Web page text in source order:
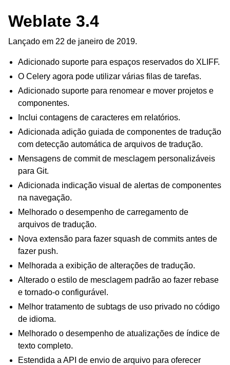
Weblate 3.4
Lançado em 22 de janeiro de 2019.
Adicionado suporte para espaços reservados do XLIFF.
O Celery agora pode utilizar várias filas de tarefas.
Adicionado suporte para renomear e mover projetos e
componentes.
Inclui contagens de caracteres em relatórios.
Adicionada adição guiada de componentes de tradução
com detecção automática de arquivos de tradução.
Mensagens de commit de mesclagem personalizáveis
para Git.
Adicionada indicação visual de alertas de componentes
na navegação.
Melhorado o desempenho de carregamento de
arquivos de tradução.
Nova extensão para fazer squash de commits antes de
fazer push.
Melhorada a exibição de alterações de tradução.
Alterado o estilo de mesclagem padrão ao fazer rebase
e tornado-o configurável.
Melhor tratamento de subtags de uso privado no código
de idioma.
Melhorado o desempenho de atualizações de índice de
texto completo.
Estendida a API de envio de arquivo para oferecer